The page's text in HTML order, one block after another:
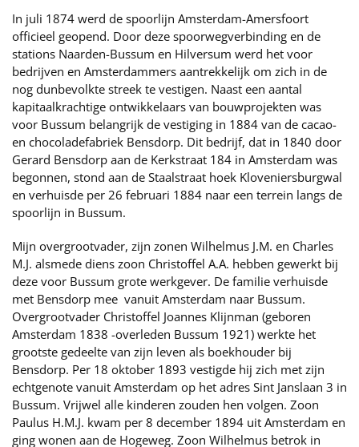
In juli 1874 werd de spoorlijn Amsterdam-Amersfoort
officieel geopend. Door deze spoorwegverbinding en de
stations Naarden-Bussum en Hilversum werd het voor
bedrijven en Amsterdammers aantrekkelijk om zich in de
nog dunbevolkte streek te vestigen. Naast een aantal
kapitaalkrachtige ontwikkelaars van bouwprojekten was
voor Bussum belangrijk de vestiging in 1884 van de cacao-
en chocoladefabriek Bensdorp. Dit bedrijf, dat in 1840 door
Gerard Bensdorp aan de Kerkstraat 184 in Amsterdam was
begonnen, stond aan de Staalstraat hoek Kloveniersburgwal
en verhuisde per 26 februari 1884 naar een terrein langs de
spoorlijn in Bussum.
Mijn overgrootvader, zijn zonen Wilhelmus J.M. en Charles
M.J. alsmede diens zoon Christoffel A.A. hebben gewerkt bij
deze voor Bussum grote werkgever. De familie verhuisde
met Bensdorp mee vanuit Amsterdam naar Bussum.
Overgrootvader Christoffel Joannes Klijnman (geboren
Amsterdam 1838 -overleden Bussum 1921) werkte het
grootste gedeelte van zijn leven als boekhouder bij
Bensdorp. Per 18 oktober 1893 vestigde hij zich met zijn
echtgenote vanuit Amsterdam op het adres Sint Janslaan 3 in
Bussum. Vrijwel alle kinderen zouden hen volgen. Zoon
Paulus H.M.J. kwam per 8 december 1894 uit Amsterdam en
ging wonen aan de Hogeweg. Zoon Wilhelmus betrok in